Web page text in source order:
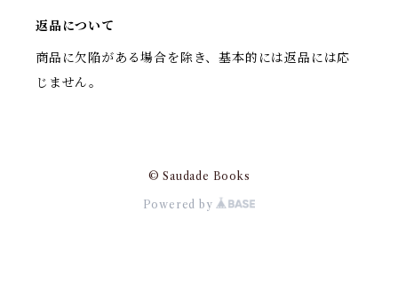
返品について
商品に欠陥がある場合を除き、基本的には返品には応
じません。
© Saudade Books
Powered by